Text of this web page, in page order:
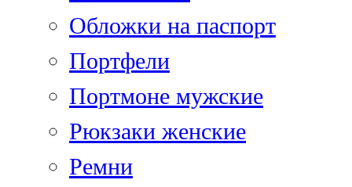
Обложки на паспорт
Портфели
Портмоне мужские
Рюкзаки женские
Ремни